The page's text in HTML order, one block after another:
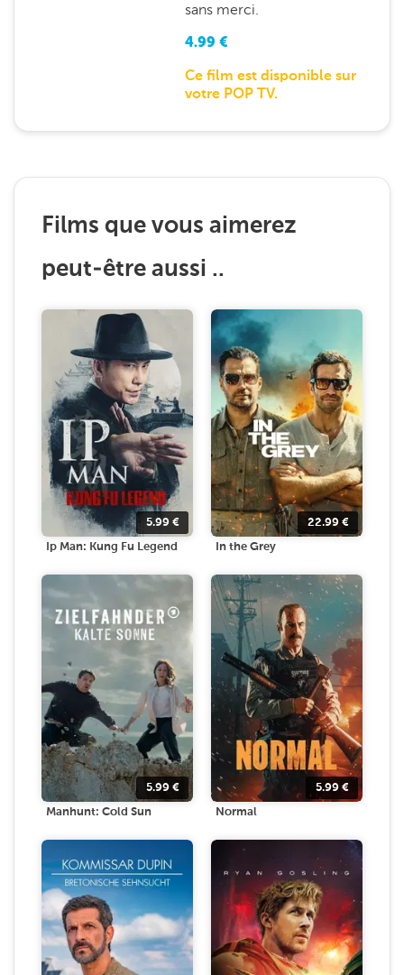
sans merci.
4.99 €
Ce film est disponible sur
votre POP TV.
Films que vous aimerez
peut-être aussi ..
5.99 €
Ip Man: Kung Fu Legend
22.99 €
In the Grey
5.99 €
Manhunt: Cold Sun
5.99 €
Normal